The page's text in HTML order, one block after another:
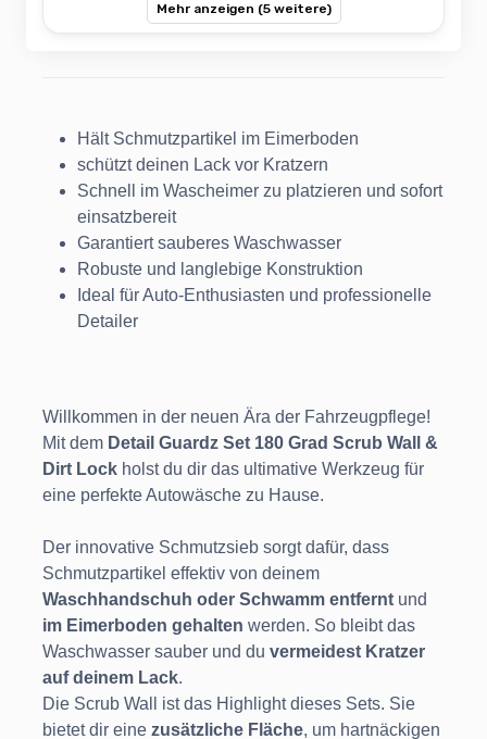
Mehr anzeigen (5 weitere)
Hält Schmutzpartikel im Eimerboden
schützt deinen Lack vor Kratzern
Schnell im Wascheimer zu platzieren und sofort
einsatzbereit
Garantiert sauberes Waschwasser
Robuste und langlebige Konstruktion
Ideal für Auto-Enthusiasten und professionelle
Detailer
Willkommen in der neuen Ära der Fahrzeugpflege!
Mit dem Detail Guardz Set 180 Grad Scrub Wall &
Dirt Lock holst du dir das ultimative Werkzeug für
eine perfekte Autowäsche zu Hause.
Der innovative Schmutzsieb sorgt dafür, dass
Schmutzpartikel effektiv von deinem
Waschhandschuh oder Schwamm entfernt und
im Eimerboden gehalten werden. So bleibt das
Waschwasser sauber und du vermeidest Kratzer
auf deinem Lack.
Die Scrub Wall ist das Highlight dieses Sets. Sie
bietet dir eine zusätzliche Fläche, um hartnäckigen